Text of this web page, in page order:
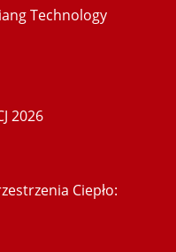
Technology
2026
Ciepło: